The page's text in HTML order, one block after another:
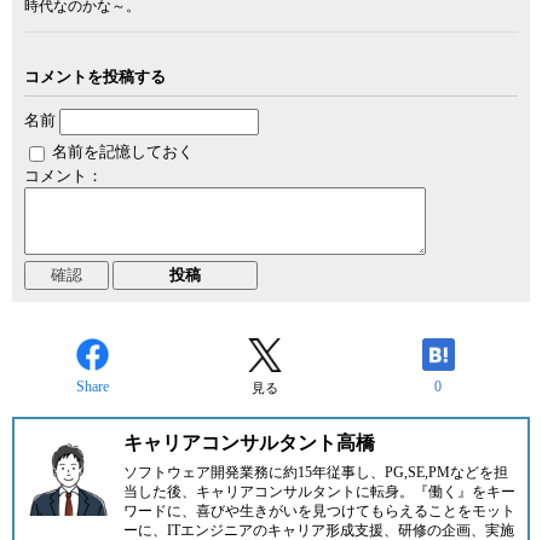
時代なのかな～。
コメントを投稿する
名前
名前を記憶しておく
コメント：
Share 見る 0
キャリアコンサルタント高橋
ソフトウェア開発業務に約15年従事し、PG,SE,PMなどを担
当した後、キャリアコンサルタントに転身。『働く』をキー
ワードに、喜びや生きがいを見つけてもらえることをモット
ーに、ITエンジニアのキャリア形成支援、研修の企画、実施